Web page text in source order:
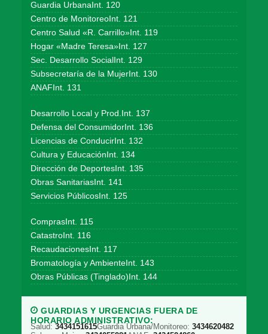
Guardia UrbanaInt. 120
Centro de MonitoreoInt. 121
Centro Salud «R. Carrillo»Int. 119
Hogar «Madre Teresa»Int. 127
Sec. Desarrollo SocialInt. 129
Subsecretaría de la MujerInt. 130
ANAFInt. 131
Desarrollo Local y Prod.Int. 137
Defensa del ConsumidorInt. 136
Licencias de ConducirInt. 132
Cultura y EducaciónInt. 134
Dirección de DeportesInt. 135
Obras SanitariasInt. 141
Servicios PúblicosInt. 125
ComprasInt. 115
CatastroInt. 116
RecaudacionesInt. 117
Bromatología y AmbienteInt. 143
Obras Públicas (Tinglado)Int. 144
GUARDIAS Y URGENCIAS FUERA DE
HORARIO ADMINISTRATIVO:
Salud: 3434151615Guardia Urbana/Monitoreo: 3434620482